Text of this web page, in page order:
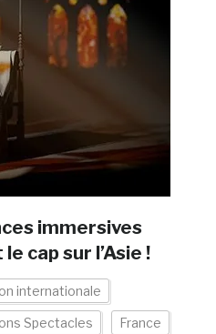
immersives
cap sur l’Asie !
internationale
Spectacles France